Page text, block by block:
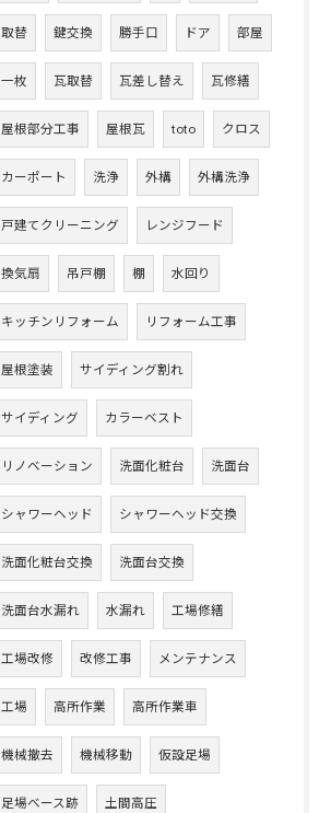
取替 鍵交換 勝手口 ドア 部屋
一枚 瓦取替 瓦差し替え 瓦修繕
屋根部分工事 屋根瓦 toto クロス
カーポート 洗浄 外構 外構洗浄
戸建てクリーニング レンジフード
換気扇 吊戸棚 棚 水回り
キッチンリフォーム リフォーム工事
屋根塗装 サイディング割れ
サイディング カラーベスト
リノベーション 洗面化粧台 洗面台
シャワーヘッド シャワーヘッド交換
洗面化粧台交換 洗面台交換
洗面台水漏れ 水漏れ 工場修繕
工場改修 改修工事 メンテナンス
工場 高所作業 高所作業車
機械撤去 機械移動 仮設足場
足場ベース跡 土間高圧